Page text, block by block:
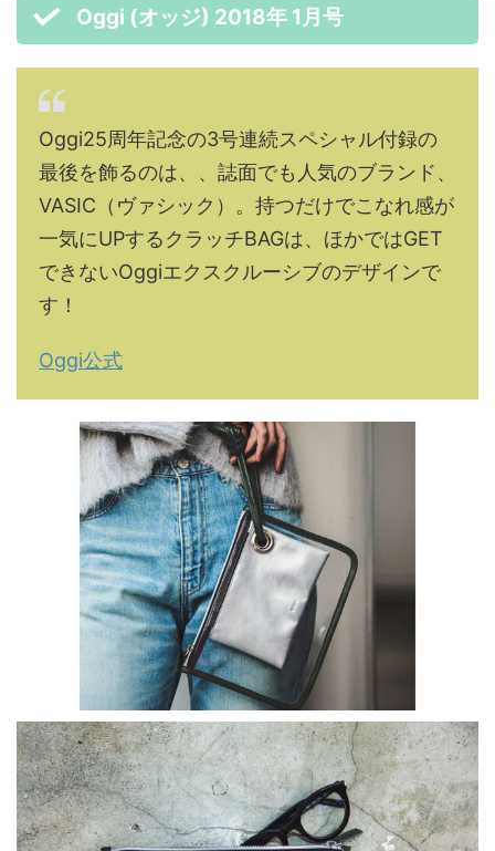
Oggi (オッジ) 2018年 1月号
Oggi25周年記念の3号連続スペシャル付録の
最後を飾るのは、、誌面でも人気のブランド、
VASIC（ヴァシック）。持つだけでこなれ感が
一気にUPするクラッチBAGは、ほかではGET
できないOggiエクスクルーシブのデザインで
す！
Oggi公式